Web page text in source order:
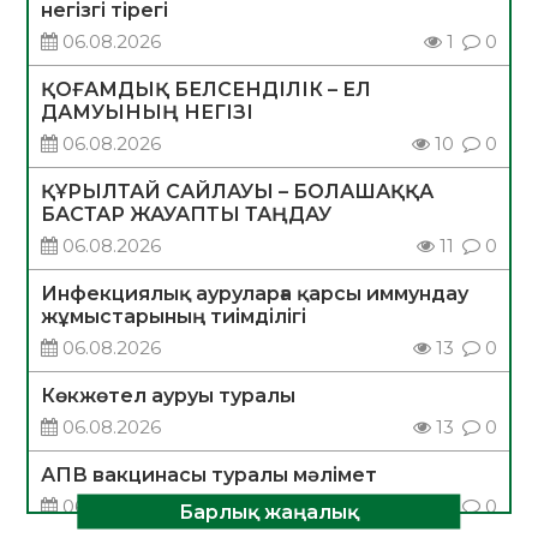
негізгі тірегі
06.08.2026
1 0
ҚОҒАМДЫҚ БЕЛСЕНДІЛІК – ЕЛ
ДАМУЫНЫҢ НЕГІЗІ
06.08.2026
10 0
ҚҰРЫЛТАЙ САЙЛАУЫ – БОЛАШАҚҚА
БАСТАР ЖАУАПТЫ ТАҢДАУ
06.08.2026
11 0
Инфекциялық ауруларға қарсы иммундау
жұмыстарының тиімділігі
06.08.2026
13 0
Көкжөтел ауруы туралы
06.08.2026
13 0
АПВ вакцинасы туралы мәлімет
06.08.2026
0
Барлық жаңалық